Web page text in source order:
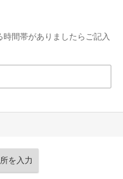
間帯がありましたらご記入
を入力